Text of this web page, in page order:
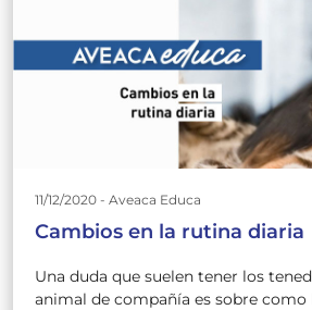
11/12/2020 - Aveaca Educa
Cambios en la rutina diaria
Una duda que suelen tener los
animal de compañía es sobre como